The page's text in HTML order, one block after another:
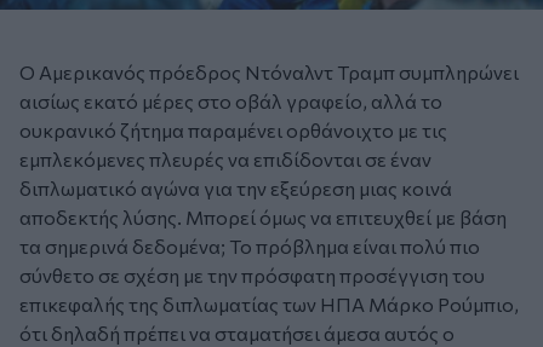
Ο Αμερικανός πρόεδρος Ντόναλντ Τραμπ συμπληρώνει
αισίως εκατό μέρες στο οβάλ γραφείο, αλλά το
ουκρανικό ζήτημα παραμένει ορθάνοιχτο με τις
εμπλεκόμενες πλευρές να επιδίδονται σε έναν
διπλωματικό αγώνα για την εξεύρεση μιας κοινά
αποδεκτής λύσης. Μπορεί όμως να επιτευχθεί με βάση
τα σημερινά δεδομένα; Το πρόβλημα είναι πολύ πιο
σύνθετο σε σχέση με την πρόσφατη προσέγγιση του
επικεφαλής της διπλωματίας των ΗΠΑ Μάρκο Ρούμπιο,
ότι δηλαδή πρέπει να σταματήσει άμεσα αυτός ο